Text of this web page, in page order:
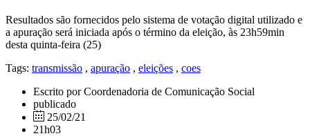
Resultados são fornecidos pelo sistema de votação digital utilizado e
a apuração será iniciada após o término da eleição, às 23h59min
desta quinta-feira (25)
Tags: transmissão , apuração , eleições , coes
Escrito por Coordenadoria de Comunicação Social
publicado
25/02/21
21h03